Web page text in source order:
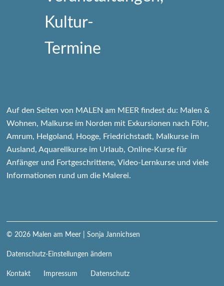
Auf den Seiten von MALEN am MEER findest du: Malen &
Wohnen, Malkurse im Norden mit Exkursionen nach Föhr,
Amrum, Helgoland, Hooge, Friedrichstadt, Malkurse im
Ausland, Aquarellkurse im Urlaub, Online-Kurse für
Anfänger und Fortgeschrittene, Video-Lernkurse und viele
Informationen rund um die Malerei.
© 2026 Malen am Meer | Sonja Jannichsen
Datenschutz-Einstellungen ändern
Navigation
Kontakt Impressum Datenschutz